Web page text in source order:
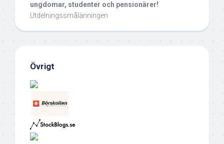
ungdomar, studenter och pensionärer!
Utdelningssmålänningen
Övrigt